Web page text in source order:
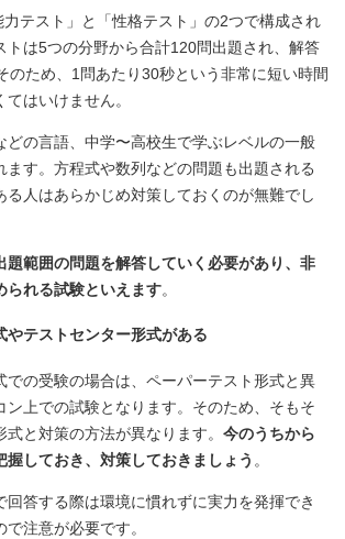
テスト」と「性格テスト」の2つで構成され
トは5つの分野から合計120問出題され、解答
のため、1問あたり30秒という非常に短い時間
はいけません。
どの言語、中学〜高校生で学ぶレベルの一般
ます。方程式や数列などの問題も出題される
る人はあらかじめ対策しておくのが無難でし
題範囲の問題を解答していく必要があり、非
られる試験といえます。
やテストセンター形式がある
での受験の場合は、ペーパーテスト形式と異
ン上での試験となります。そのため、そもそ
と対策の方法が異なります。 今のうちから
握しておき、対策しておきましょう 。
回答する際は環境に慣れずに実力を発揮でき
注意が必要です。